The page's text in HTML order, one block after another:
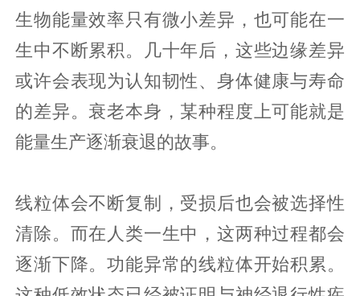
生物能量效率只有微小差异，也可能在一
生中不断累积。几十年后，这些边缘差异
或许会表现为认知韧性、身体健康与寿命
的差异。衰老本身，某种程度上可能就是
能量生产逐渐衰退的故事。
线粒体会不断复制，受损后也会被选择性
清除。而在人类一生中，这两种过程都会
逐渐下降。功能异常的线粒体开始积累。